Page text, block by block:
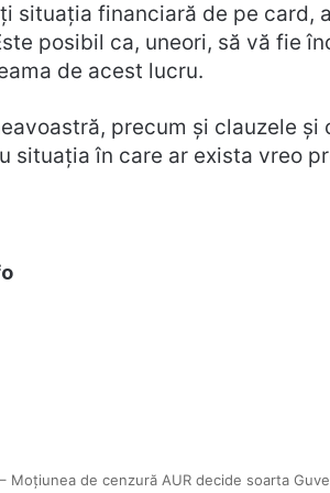
situația financiară de pe card,
posibil ca, uneori, să vă fie
de acest lucru.
precum şi clauzele şi
situaţia în care ar exista vreo